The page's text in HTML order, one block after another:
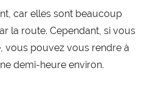
car elles sont beaucoup
la route. Cependant, si vous
vous pouvez vous rendre à
demi-heure environ.